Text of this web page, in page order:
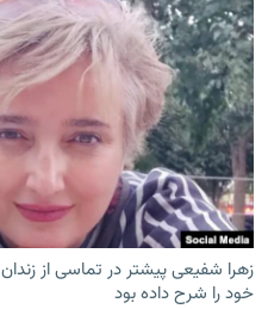
زهرا شفیعی پیشتر در تماسی از
خود را شرح داده بود